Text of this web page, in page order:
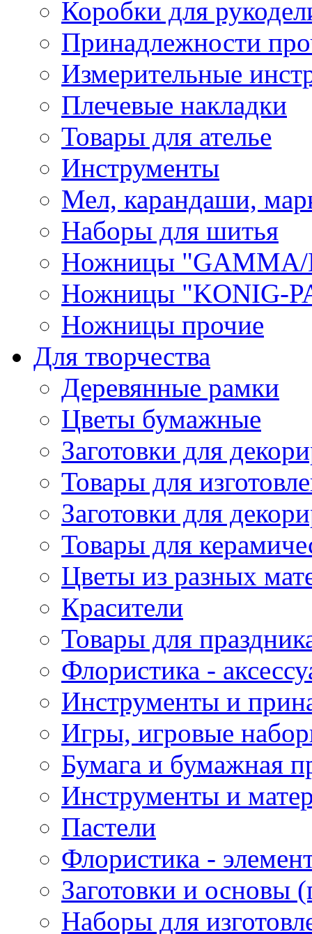
Коробки для
Принадлежности
Измерительные
Плечевые накладки
Товары для ателье
Инструменты
Мел, карандаши,
Наборы для шитья
Ножницы "GAMMA/
Ножницы "KONIG-
Ножницы прочие
Для творчества
Деревянные рамки
Цветы бумажные
Заготовки для
Товары для
Заготовки для
Товары для
Цветы из разных
Красители
Товары для
Флористика -
Инструменты и
Игры, игровые
Бумага и бумажная
Инструменты и
Пастели
Флористика -
Заготовки и основы
Наборы для